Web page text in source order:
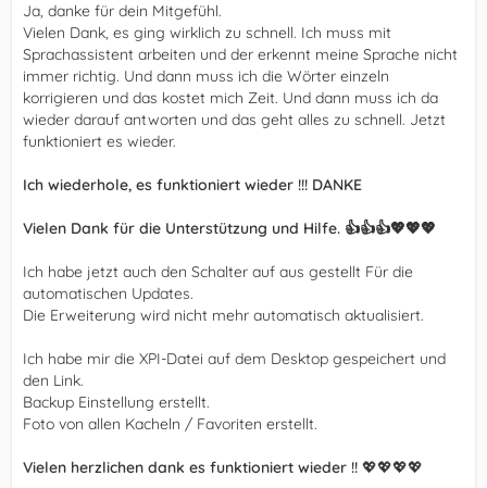
Ja, danke für dein Mitgefühl.
Vielen Dank, es ging wirklich zu schnell. Ich muss mit
Sprachassistent arbeiten und der erkennt meine Sprache nicht
immer richtig. Und dann muss ich die Wörter einzeln
korrigieren und das kostet mich Zeit. Und dann muss ich da
wieder darauf antworten und das geht alles zu schnell. Jetzt
funktioniert es wieder.
Ich wiederhole, es funktioniert wieder !!! DANKE
Vielen Dank für die Unterstützung und Hilfe. 👍👍👍💖💖💖
Ich habe jetzt auch den Schalter auf aus gestellt Für die
automatischen Updates.
Die Erweiterung wird nicht mehr automatisch aktualisiert.
Ich habe mir die XPI-Datei auf dem Desktop gespeichert und
den Link.
Backup Einstellung erstellt.
Foto von allen Kacheln / Favoriten erstellt.
Vielen herzlichen dank es funktioniert wieder !! 💖💖💖💖